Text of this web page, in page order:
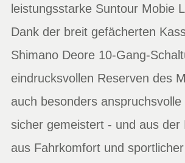
leistungsstarke Suntour Mobie
Dank der breit gefächerten
Shimano Deore 10-Gang-
eindrucksvollen Reserven des
auch besonders anspruchsvolle
sicher gemeistert - und aus der
aus Fahrkomfort und sportlicher